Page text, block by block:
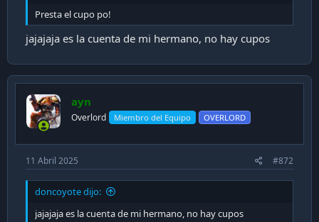
Presta el cupo po!
jajajaja es la cuenta de mi hermano, no hay cupos
ayn
Overlord Miembro del Equipo OVERLORD
11 Abril 2025 #872
doncoyote dijo:
jajajaja es la cuenta de mi hermano, no hay cupos